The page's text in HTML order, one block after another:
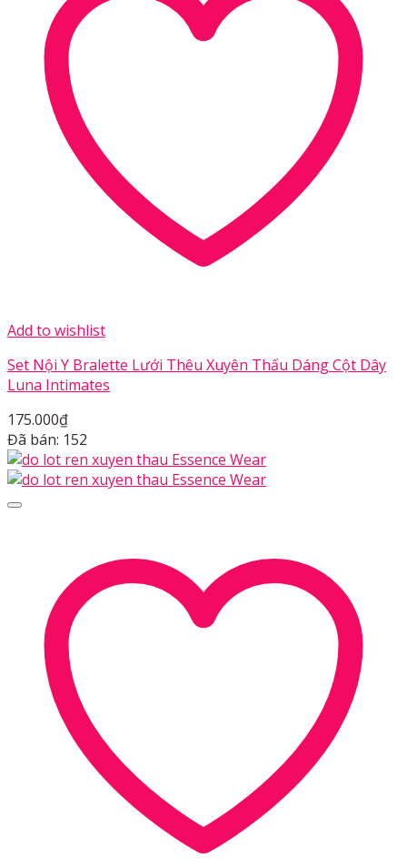
Add to wishlist
Set Nội Y Bralette Lưới Thêu Xuyên Thấu Dáng Cột Dây
Luna Intimates
175.000₫
Đã bán: 152